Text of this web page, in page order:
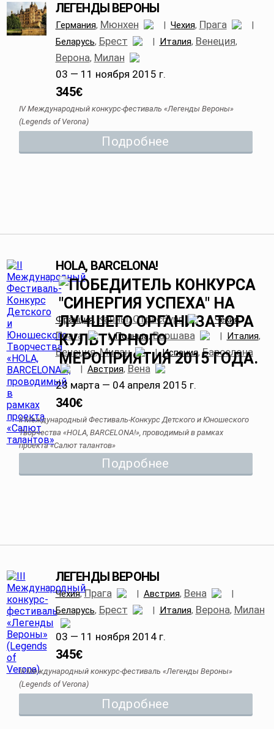
ЛЕГЕНДЫ ВЕРОНЫ
Германия, Мюнхен | Чехия, Прага
|
Беларусь, Брест | Италия, Венеция,
Верона, Милан
03 — 11 ноября 2015 г.
345€
IV Международный конкурс-фестиваль «Легенды Вероны»
(Legends of Verona)
Подробнее
HOLA, BARCELONA!
Франция, Канны,Страсбург |Чехия,
Прага |Польша,Варшава | Италия,
Венеция,Милан |Испания,Барселона
| Австрия, Вена
23 марта — 04 апреля 2015 г.
340€
II Международный Фестиваль-Конкурс Детского и Юношеского
Творчества «HOLA, BARCELONA!», проводимый в рамках
проекта «Салют талантов»
Подробнее
ЛЕГЕНДЫ ВЕРОНЫ
Чехия,Прага | Австрия, Вена
|
Беларусь, Брест | Италия, Верона, Милан
03 — 11 ноября 2014 г.
345€
III Международный конкурс-фестиваль «Легенды Вероны»
(Legends of Verona)
Подробнее